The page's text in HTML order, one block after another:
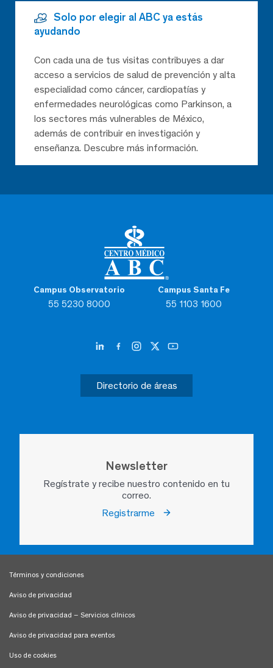
Campus Observatorio
55 5230 8000
Campus Santa Fe
55 1103 1600
Directorio de áreas
Newsletter
Regístrate y recibe nuestro contenido en tu
correo.
Registrarme
Solo por elegir al ABC ya estás
ayudando
Con cada una de tus visitas contribuyes a dar
acceso a servicios de salud de prevención y alta
especialidad como cáncer, cardiopatías y
enfermedades neurológicas como Parkinson, a
los sectores más vulnerables de México,
además de contribuir en investigación y
enseñanza. Descubre más información.
Términos y condiciones
Aviso de privacidad
Aviso de privacidad – Servicios clínicos
Aviso de privacidad para eventos
Uso de cookies